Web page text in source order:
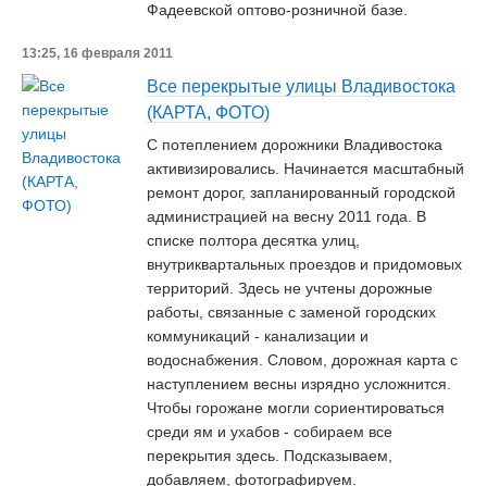
Фадеевской оптово-розничной базе.
13:25, 16 февраля 2011
Все перекрытые улицы Владивостока
(КАРТА, ФОТО)
С потеплением дорожники Владивостока
активизировались. Начинается масштабный
ремонт дорог, запланированный городской
администрацией на весну 2011 года. В
списке полтора десятка улиц,
внутриквартальных проездов и придомовых
территорий. Здесь не учтены дорожные
работы, связанные с заменой городских
коммуникаций - канализации и
водоснабжения. Словом, дорожная карта с
наступлением весны изрядно усложнится.
Чтобы горожане могли сориентироваться
среди ям и ухабов - собираем все
перекрытия здесь. Подсказываем,
добавляем, фотографируем.